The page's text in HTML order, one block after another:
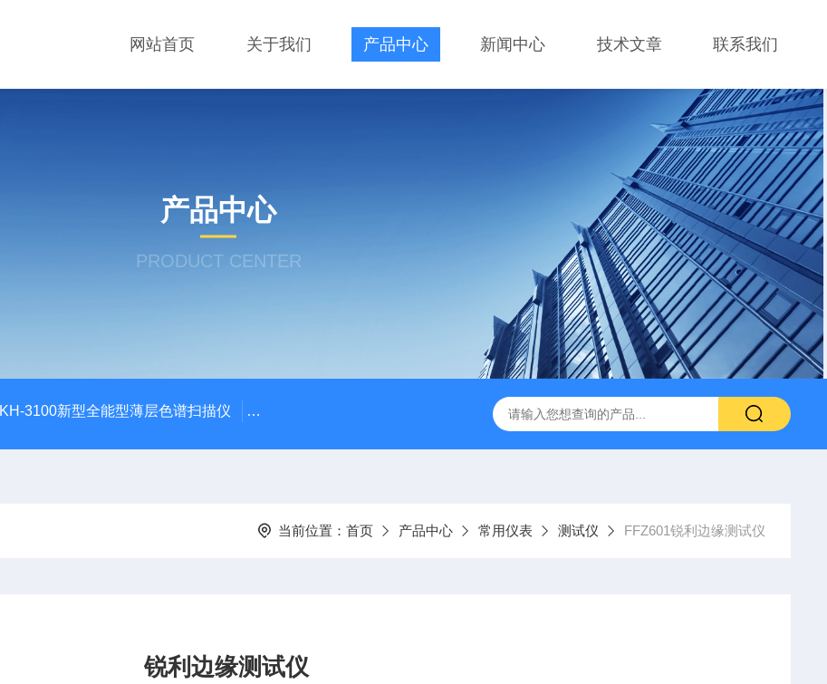
网站首页 关于我们 产品中心 新闻中心 技术文章 联系我们
产品中心
PRODUCT CENTER
KH-3100新型全能型薄层色谱扫描仪 DGJ-03电工技术实验装置 CS-300轨道式摇床 JKG-203新型冷原子吸收测汞仪
当前位置： 首页 产品中心 常用仪表 测试仪 FFZ601锐利边缘测试仪
锐利边缘测试仪